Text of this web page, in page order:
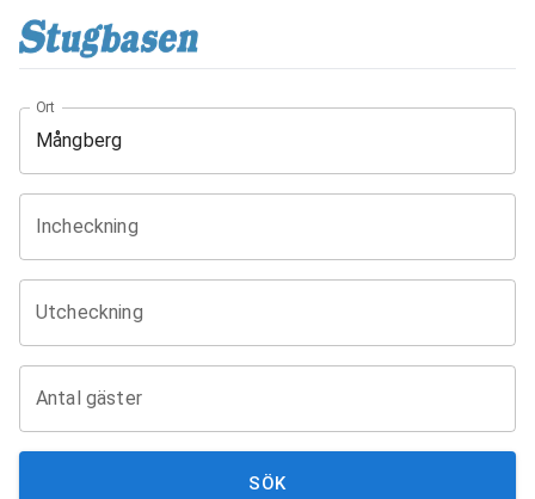
Ort
Incheckning
Utcheckning
Antal gäster
SÖK